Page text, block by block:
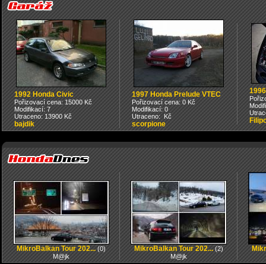
1992 Honda Civic
Pořizovací cena: 15000 Kč
Modifikací: 7
Utraceno: 13900 Kč
bajdik
1997 Honda Prelude VTEC
Pořizovací cena: 0 Kč
Modifikací: 0
Utraceno: Kč
scorpione
MikroBalkan Tour 202...(0)
M@jk
MikroBalkan Tour 202...(2)
M@jk